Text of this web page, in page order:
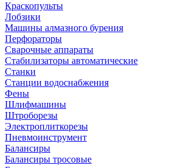
Краскопульты
Лобзики
Машины алмазного бурения
Перфораторы
Сварочные аппараты
Стабилизаторы автоматические
Станки
Станции водоснабжения
Фены
Шлифмашины
Штроборезы
Электроплиткорезы
Пневмоинструмент
Балансиры
Балансиры тросовые